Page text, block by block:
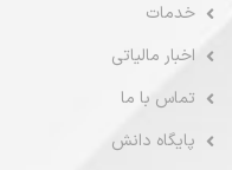
خدمات
اخبار مالیاتی
تماس با ما
پایگاه دانش